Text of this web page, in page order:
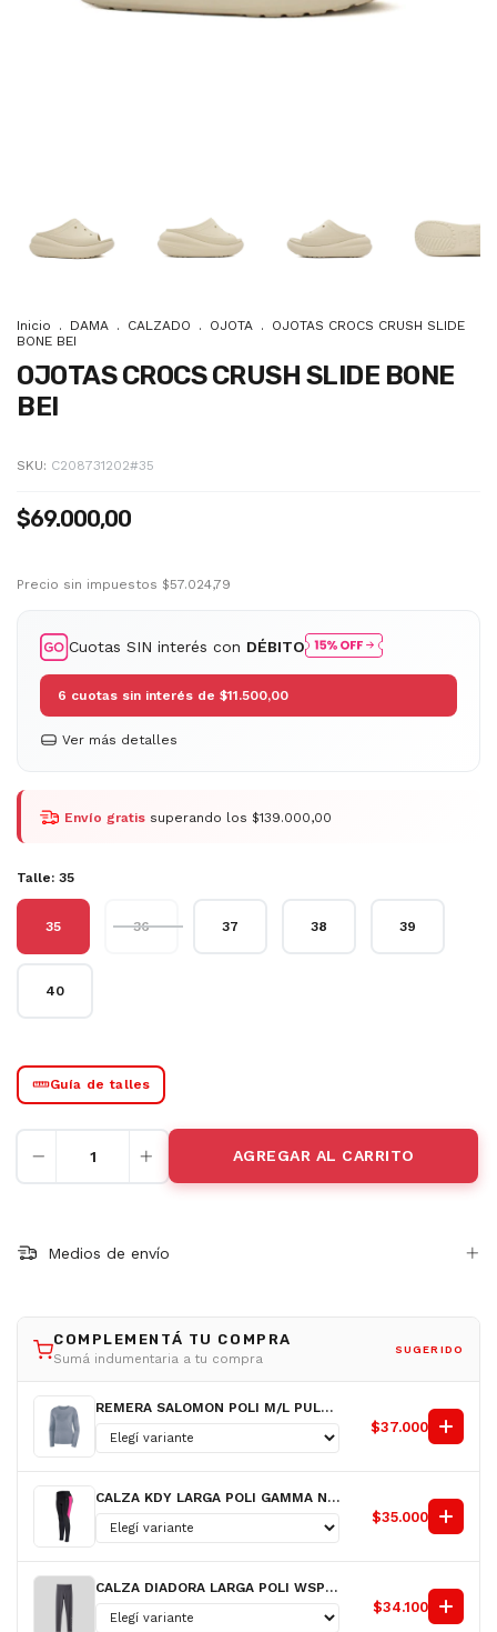
Inicio . DAMA . CALZADO . OJOTA .
OJOTAS CROCS CRUSH SLIDE
BONE BEI
OJOTAS CROCS CRUSH SLIDE BONE
BEI
SKU: C208731202#35
$69.000,00
Precio sin impuestos $57.024,79
Cuotas SIN interés con DÉBITO
6 cuotas sin interés de $11.500,00
Ver más detalles
Envío gratis superando los $139.000,00
Talle: 35
35 36 37 38 39
40
Guía de talles
Medios de envío
COMPLEMENTÁ TU COMPRA
Sumá indumentaria a tu compra
SUGERIDO
REMERA SALOMON POLI M/L PULSAR LS AZ D
$37.000
CALZA KDY LARGA POLI GAMMA NG/FX D
$35.000
CALZA DIADORA LARGA POLI WSPOTLIGHT GR D
$34.100